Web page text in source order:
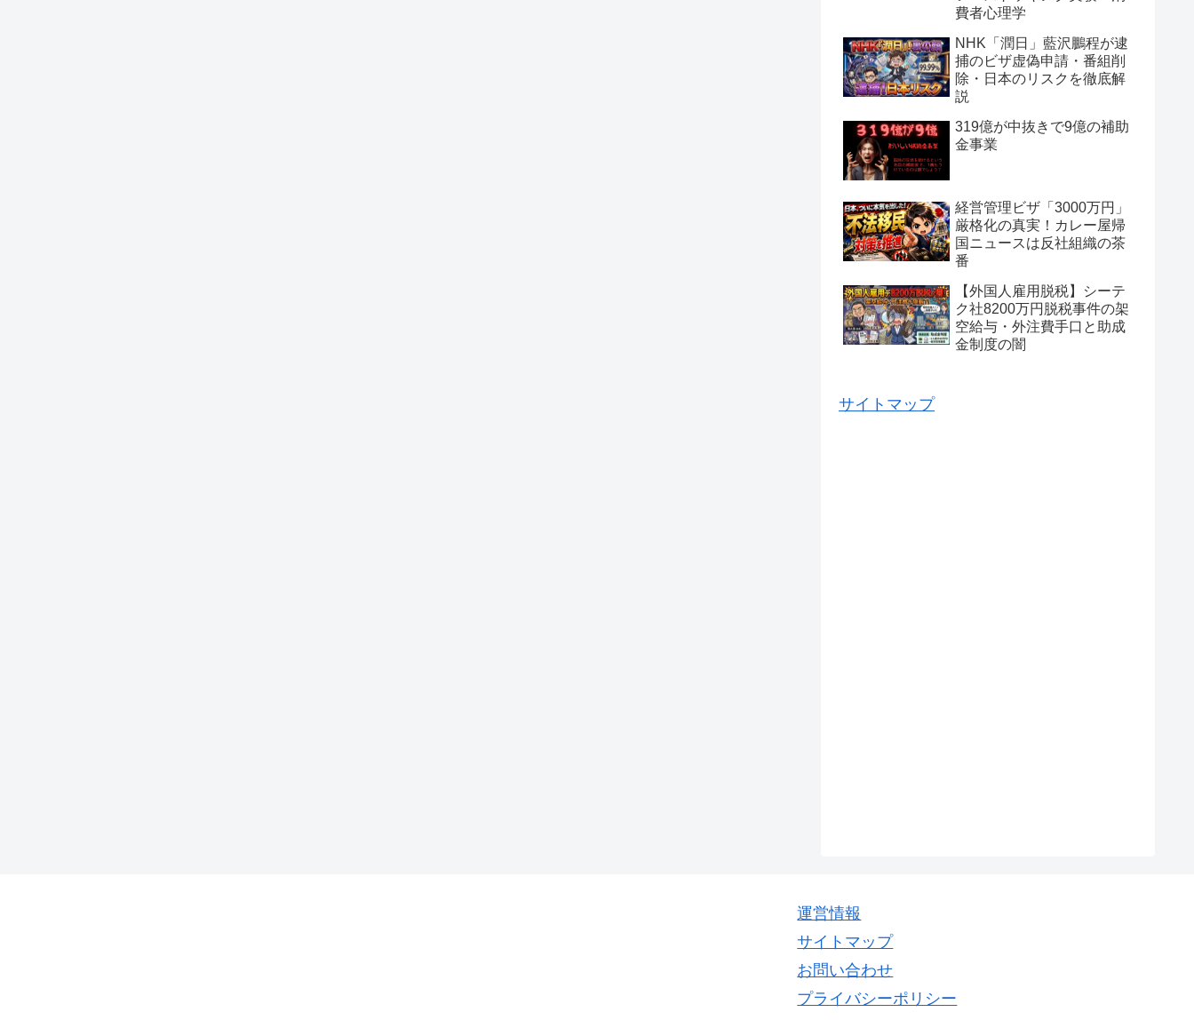
費者心理学
NHK「潤日」藍沢鵬程が逮
捕のビザ虚偽申請・番組削
除・日本のリスクを徹底解
説
319億が中抜きで9億の補助
金事業
経営管理ビザ「3000万円」
厳格化の真実！カレー屋帰
国ニュースは反社組織の茶
番
【外国人雇用脱税】シーテ
ク社8200万円脱税事件の架
空給与・外注費手口と助成
金制度の闇
サイトマップ
運営情報
サイトマップ
お問い合わせ
プライバシーポリシー